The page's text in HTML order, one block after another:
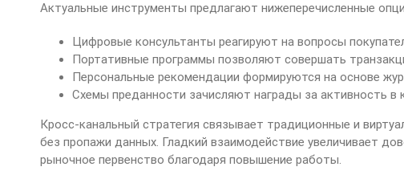
Актуальные инструменты предлагают нижеперечисленные
Цифровые консультанты реагируют на вопросы
Портативные программы позволяют совершать
Персональные рекомендации формируются на основе
Схемы преданности зачисляют награды за активность в
Кросс-канальный стратегия связывает традиционные и
без пропажи данных. Гладкий взаимодействие увеличивает
рыночное первенство благодаря повышение работы.